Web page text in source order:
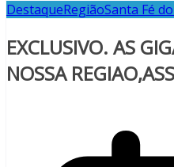
DestaqueRegiãoSanta Fé
EXCLUSIVO. AS
NOSSA